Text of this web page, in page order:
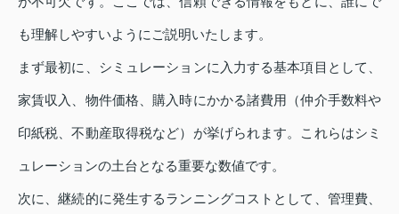
も理解しやすいようにご説明いたします。
まず最初に、シミュレーションに入力する基本項目として、
家賃収入、物件価格、購入時にかかる諸費用（仲介手数料や
印紙税、不動産取得税など）が挙げられます。これらはシミ
ュレーションの土台となる重要な数値です。
次に、継続的に発生するランニングコストとして、管理費、